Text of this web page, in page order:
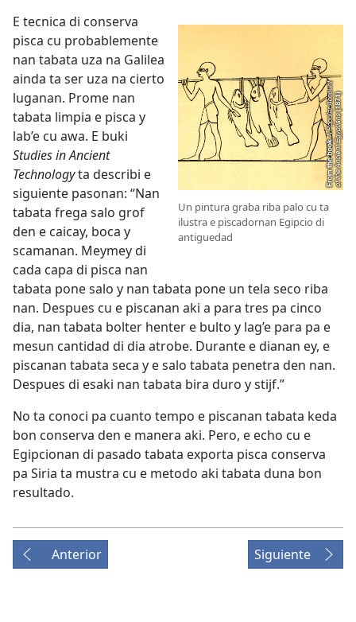
Un pintura graba riba palo cu ta
ilustra e piscadornan Egipcio di
antiguedad
E tecnica di conserva
pisca cu probablemente
nan tabata uza na Galilea
ainda ta ser uza na cierto
luganan. Prome nan
tabata limpia e pisca y
lab’e cu awa. E buki
Studies in Ancient
Technologyta describi e
siguiente pasonan: “Nan
tabata frega salo grof
den e caicay, boca y
scamanan. Meymey di
cada capa di pisca nan
tabata pone salo y nan tabata pone un tela seco riba
nan. Despues cu e piscanan aki a para tres pa cinco
dia, nan tabata bolter henter e bulto y lag’e para pa e
mesun cantidad di dia atrobe. Durante e dianan ey, e
piscanan tabata seca y e salo tabata penetra den nan.
Despues di esaki nan tabata bira duro y stijf.”
No ta conoci pa cuanto tempo e piscanan tabata keda
bon conserva den e manera aki. Pero, e echo cu e
Egipcionan di pasado tabata exporta pisca conserva
pa Siria ta mustra cu e metodo aki tabata duna bon
resultado.
Anterior Siguiente